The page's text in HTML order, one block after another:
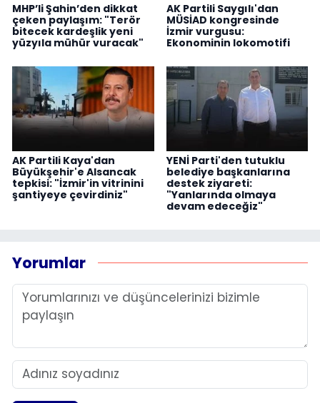
MHP’li Şahin’den dikkat
çeken paylaşım: "Terör
bitecek kardeşlik yeni
yüzyıla mühür vuracak"
AK Partili Saygılı'dan
MÜSİAD kongresinde
İzmir vurgusu:
Ekonominin lokomotifi
AK Partili Kaya'dan
Büyükşehir'e Alsancak
tepkisi: "İzmir'in vitrinini
şantiyeye çevirdiniz"
YENİ Parti'den tutuklu
belediye başkanlarına
destek ziyareti:
"Yanlarında olmaya
devam edeceğiz"
Yorumlar